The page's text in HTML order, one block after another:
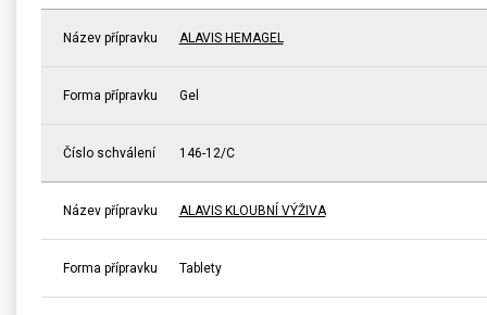
Název přípravku ALAVIS HEMAGEL
Forma přípravku Gel
Číslo schválení 146-12/C
Název přípravku ALAVIS KLOUBNÍ VÝŽIVA
Forma přípravku Tablety